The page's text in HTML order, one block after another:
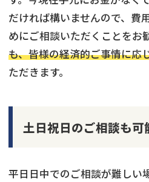
だければ構いませんので、費
めにご相談いただくことをお
も、皆様の経済的ご事情に応
ただきます。
土日祝日のご相談も可
平日日中でのご相談が難しい